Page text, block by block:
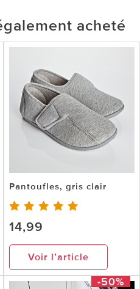
acheté
Pantoufles, gris clair
14,99
Voir l’article
-50%